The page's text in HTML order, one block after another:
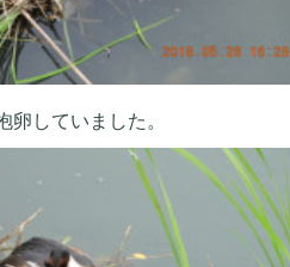
していました。